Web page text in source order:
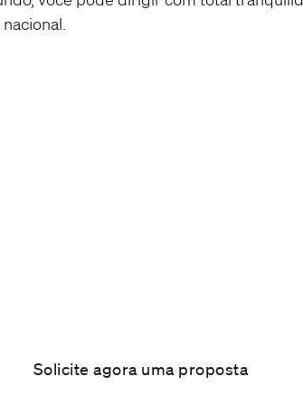
Solicite agora uma proposta